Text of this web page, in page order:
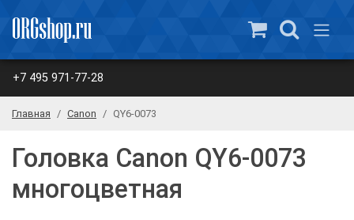
+7 495 971-77-28
Главная Canon QY6-0073
Головка Canon QY6-0073
многоцветная